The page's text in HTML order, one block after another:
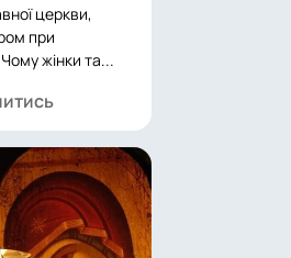
церкви,
при
Чому жінки та...